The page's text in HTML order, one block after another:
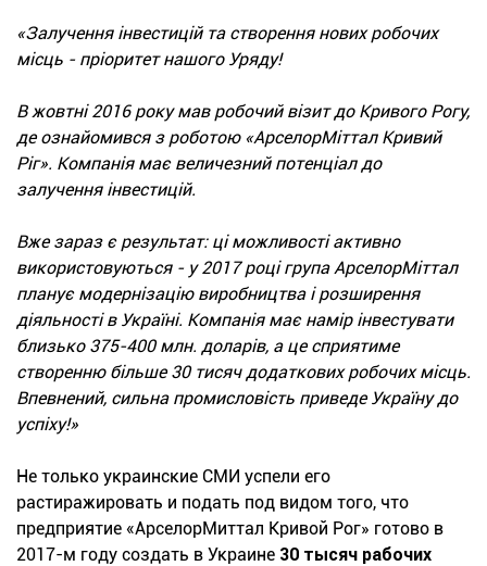
«Залучення інвестицій та створення нових робочих
місць - пріоритет нашого Уряду!
В жовтні 2016 року мав робочий візит до Кривого Рогу,
де ознайомився з роботою «АрселорМіттал Кривий
Ріг». Компанія має величезний потенціал до
залучення інвестицій.
Вже зараз є результат: ці можливості активно
використовуються - у 2017 році група АрселорМіттал
планує модернізацію виробництва і розширення
діяльності в Україні. Компанія має намір інвестувати
близько 375-400 млн. доларів, а це сприятиме
створенню більше 30 тисяч додаткових робочих місць.
Впевнений, сильна промисловість приведе Україну до
успіху!»
Не только украинские СМИ успели его
растиражировать и подать под видом того, что
предприятие «АрселорМиттал Кривой Рог» готово в
2017-м году создать в Украине 30 тысяч рабочих